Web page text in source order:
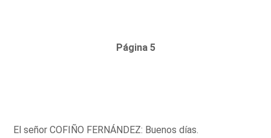
Página 5
El señor COFIÑO FERNÁNDEZ: Buenos días.